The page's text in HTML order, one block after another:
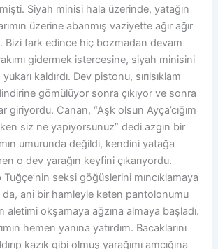
Siyah minisi hala üzerinde, yatağın
üzerine abanmış vaziyette ağır ağır
Bizi fark edince hiç bozmadan devam
gidermek istercesine, siyah minisini
kaldırdı. Dev pistonu, sırılsıklam
gömülüyor sonra çıkıyor ve sonra
giriyordu. Canan, “Aşk olsun Ayça’cığım
siz ne yapıyorsunuz” dedi azgın bir
umurunda değildi, kendini yatağa
o dev yarağın keyfini çıkarıyordu.
seksi göğüslerini mıncıklamaya
da, ani bir hamleyle keten pantolonumu
aletimi okşamaya ağzına almaya başladı.
hemen yanına yatırdım. Bacaklarını
kazık gibi olmuş yarağımı amcığına